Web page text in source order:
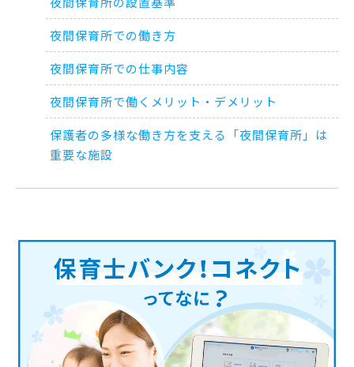
夜間保育所での働き方
夜間保育所での仕事内容
夜間保育所で働くメリット・デメリット
保護者の多様な働き方を支える「夜間保育所」は
重要な施設